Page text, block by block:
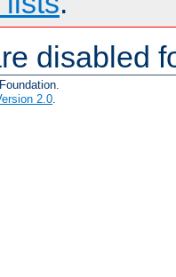
disabled
2.0